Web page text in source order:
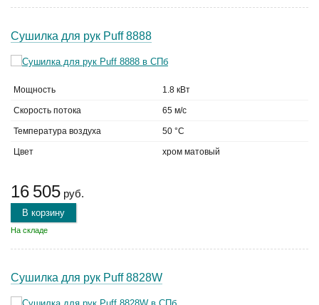
Сушилка для рук Puff 8888
Мощность 1.8 кВт
Скорость потока 65 м/с
Температура воздуха 50 °C
Цвет хром матовый
16 505 руб.
В корзину
На складе
Сушилка для рук Puff 8828W